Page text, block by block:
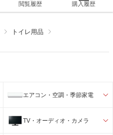
閲覧履歴 購入履歴
トイレ用品
エアコン・空調・季節家電
TV・オーディオ・カメラ